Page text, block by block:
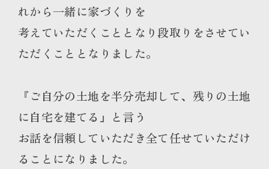
れから一緒に家づくりを
考えていただくこととなり段取りをさせてい
ただくこととなりました。
『ご自分の土地を半分売却して、残りの土地
に自宅を建てる』と言う
お話を信頼していただき全て任せていただけ
ることになりました。